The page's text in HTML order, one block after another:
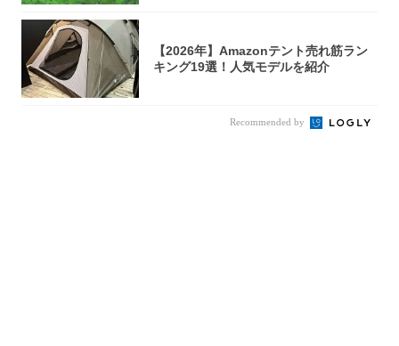
【2026年】Amazonテント売れ筋ラン
キング19選！人気モデルを紹介
Recommended by